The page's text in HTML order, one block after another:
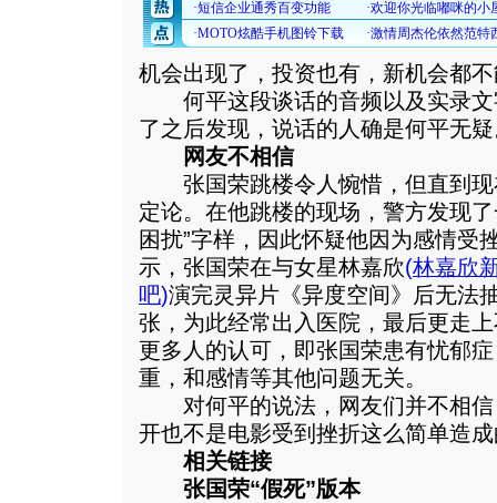
机会出现了，投资也有，新机会都
何平这段谈话的音频以及实录文
了之后发现，说话的人确是何平无
网友不相信
张国荣跳楼令人惋惜，但直到现
定论。在他跳楼的现场，警方发现
困扰”字样，因此怀疑他因为感情受
示，张国荣在与女星林嘉欣(林嘉欣
吧)演完灵异片《异度空间》后无法
张，为此经常出入医院，最后更走
更多人的认可，即张国荣患有忧郁
重，和感情等其他问题无关。
对何平的说法，网友们并不相信
开也不是电影受到挫折这么简单造成
相关链接
张国荣“假死”版本